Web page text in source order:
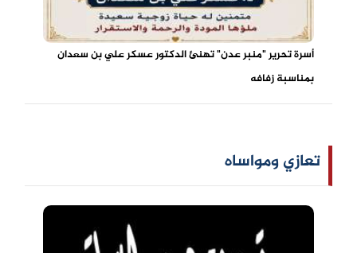
أسرة تحرير "منبر عدن" تهنئ الدكتور عسكر علي بن سعدان
بمناسبة زفافه
تعازي ومواساه